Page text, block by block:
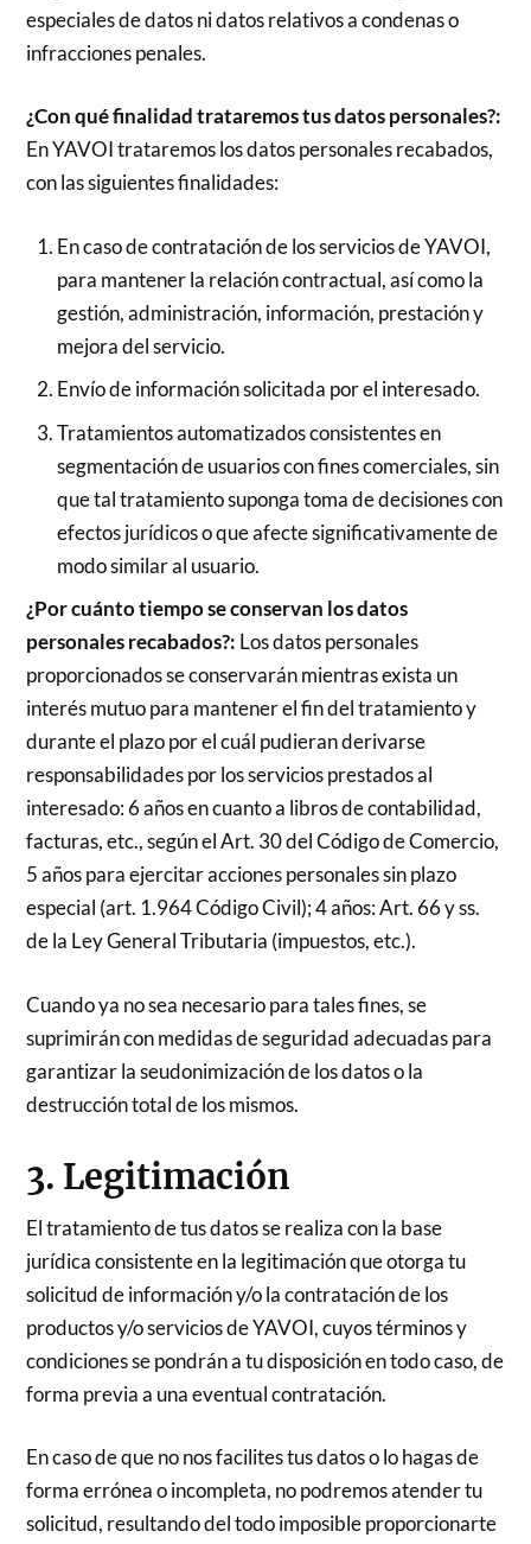
especiales de datos ni datos relativos a condenas o
infracciones penales.
¿Con qué finalidad trataremos tus datos personales?:
En YAVOI trataremos los datos personales recabados,
con las siguientes finalidades:
En caso de contratación de los servicios de YAVOI,
para mantener la relación contractual, así como la
gestión, administración, información, prestación y
mejora del servicio.
Envío de información solicitada por el interesado.
Tratamientos automatizados consistentes en
segmentación de usuarios con fines comerciales, sin
que tal tratamiento suponga toma de decisiones con
efectos jurídicos o que afecte significativamente de
modo similar al usuario.
¿Por cuánto tiempo se conservan los datos
personales recabados?: Los datos personales
proporcionados se conservarán mientras exista un
interés mutuo para mantener el fin del tratamiento y
durante el plazo por el cuál pudieran derivarse
responsabilidades por los servicios prestados al
interesado: 6 años en cuanto a libros de contabilidad,
facturas, etc., según el Art. 30 del Código de Comercio,
5 años para ejercitar acciones personales sin plazo
especial (art. 1.964 Código Civil); 4 años: Art. 66 y ss.
de la Ley General Tributaria (impuestos, etc.).
Cuando ya no sea necesario para tales fines, se
suprimirán con medidas de seguridad adecuadas para
garantizar la seudonimización de los datos o la
destrucción total de los mismos.
3. Legitimación
El tratamiento de tus datos se realiza con la base
jurídica consistente en la legitimación que otorga tu
solicitud de información y/o la contratación de los
productos y/o servicios de YAVOI, cuyos términos y
condiciones se pondrán a tu disposición en todo caso, de
forma previa a una eventual contratación.
En caso de que no nos facilites tus datos o lo hagas de
forma errónea o incompleta, no podremos atender tu
solicitud, resultando del todo imposible proporcionarte